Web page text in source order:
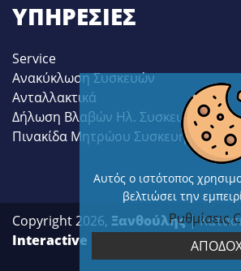
ΥΠΗΡΕΣΊΕΣ
Service
Ανακύκλωση Συσκευών
Ανταλλακτικά
Δήλωση Βλαβών Ηλ. Συσκευών
Πινακίδα Μητρώου Συσκευής
Copyright 2026, Ξανθούλης |
Interactive Net Solutions
Αυτός ο ιστότοπος
βελτιώσει την
Ρυθμίσεις